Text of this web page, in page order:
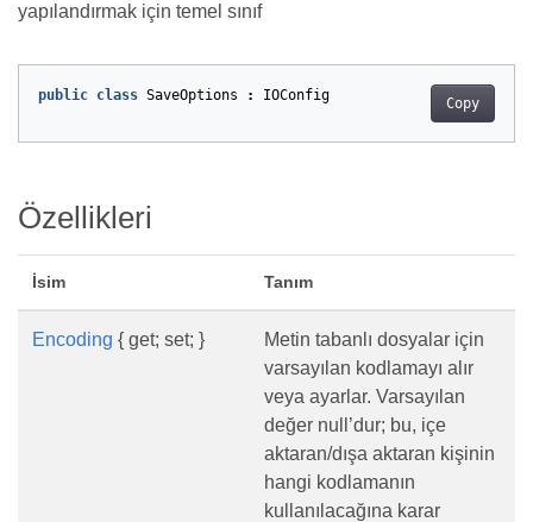
yapılandırmak için temel sınıf
Copy
public class SaveOptions : IOConfig
Özellikleri
İsim Tanım
Encoding { get; set; }
Metin tabanlı dosyalar için
varsayılan kodlamayı alır
veya ayarlar. Varsayılan
değer null’dur; bu, içe
aktaran/dışa aktaran kişinin
hangi kodlamanın
kullanılacağına karar